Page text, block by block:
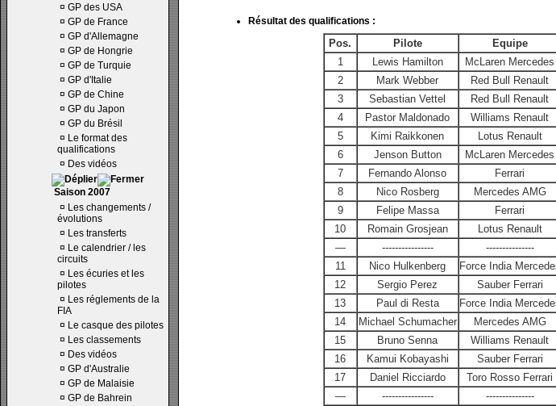
¤ GP des USA
¤ GP de France
¤ GP d'Allemagne
¤ GP de Hongrie
¤ GP de Turquie
¤ GP d'Italie
¤ GP de Chine
¤ GP du Japon
¤ GP du Brésil
¤ Le format des
qualifications
¤ Des vidéos
Saison 2007
¤ Les changements /
évolutions
¤ Les transferts
¤ Le calendrier / les
circuits
¤ Les écuries et les
pilotes
¤ Les réglements de la
FIA
¤ Le casque des pilotes
¤ Les classements
¤ Des vidéos
¤ GP d'Australie
¤ GP de Malaisie
¤ GP de Bahrein
Résultat des qualifications :
Pos. Pilote Equipe
1
Lewis Hamilton McLaren Mercedes
2
Mark Webber Red Bull Renault
3
Sebastian Vettel Red Bull Renault
4
Pastor Maldonado Williams Renault
5
Kimi Raikkonen Lotus Renault
6
Jenson Button McLaren Mercedes
7
Fernando Alonso Ferrari
8
Nico Rosberg Mercedes AMG
9
Felipe Massa Ferrari
10
Romain Grosjean Lotus Renault
—
---------------- ---------------
11
Nico Hulkenberg Force India
12
Sergio Perez Sauber Ferrari
13
Paul di Resta Force India
14
Michael Schumacher Mercedes AMG
15
Bruno Senna Williams Renault
16
Kamui Kobayashi Sauber Ferrari
17
Daniel Ricciardo Toro Rosso Ferrari
—
---------------- ---------------